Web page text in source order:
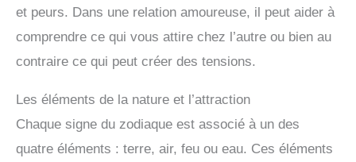
et peurs. Dans une relation amoureuse, il peut aider à
comprendre ce qui vous attire chez l’autre ou bien au
contraire ce qui peut créer des tensions.
Les éléments de la nature et l’attraction
Chaque signe du zodiaque est associé à un des
quatre éléments : terre, air, feu ou eau. Ces éléments